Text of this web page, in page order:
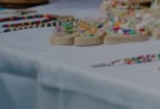
Allegro
L’Elefantino
La retara
Vale & Tino
Monumento a S.
D’Acquisto